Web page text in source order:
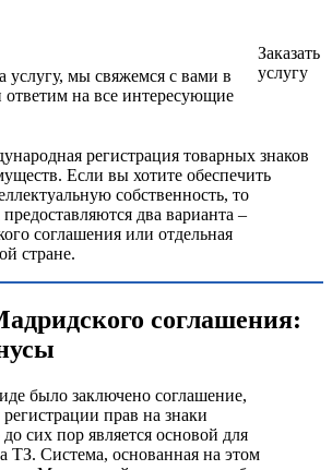
услугу, мы свяжемся с вами в
на все интересующие
Заказать
услугу
регистрация товарных знаков
Если вы хотите обеспечить
собственность, то
два варианта –
соглашения или отдельная
стране.
соглашения:
было заключено соглашение,
прав на знаки
сих пор является основой для
ТЗ. Система, основанная на этом